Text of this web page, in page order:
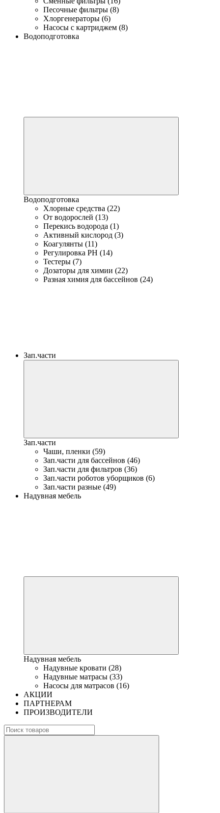
Песочные фильтры (8)
Хлоргенераторы (6)
Насосы с картриджем (8)
Водоподготовка
Водоподготовка
Хлорные средства (22)
От водорослей (13)
Перекись водорода (1)
Активный кислород (3)
Коагулянты (11)
Регулировка PH (14)
Тестеры (7)
Дозаторы для химии (22)
Разная химия для бассейнов (24)
Зап.части
Зап.части
Чаши, пленки (59)
Зап.части для бассейнов (46)
Зап.части для фильтров (36)
Зап.части роботов уборщиков (6)
Зап.части разные (49)
Надувная мебель
Надувная мебель
Надувные кровати (28)
Надувные матрасы (33)
Насосы для матрасов (16)
АКЦИИ
ПАРТНЕРАМ
ПРОИЗВОДИТЕЛИ